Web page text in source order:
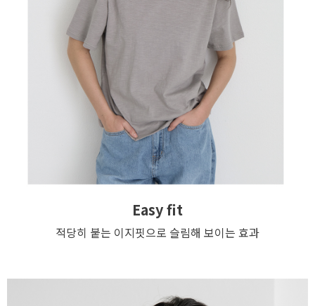
Easy fit
적당히 붙는 이지핏으로 슬림해 보이는 효과